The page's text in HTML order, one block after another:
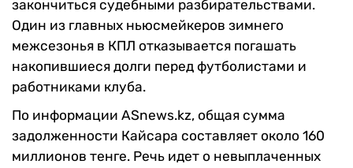
закончиться судебными разбирательствами.
Один из главных ньюсмейкеров зимнего
межсезонья в КПЛ отказывается погашать
накопившиеся долги перед футболистами и
работниками клуба.
По информации ASnews.kz, общая сумма
задолженности Кайсара составляет около 160
миллионов тенге. Речь идет о невыплаченных